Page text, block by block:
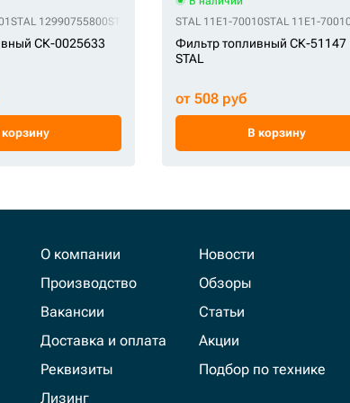
CAT 51914349CAT 6940233 CAT 86528CAT 95528CAT
STAL 12990755800STAL 129907-55800 STAL 12990755801STAL
СК-0025633
корзину
STAL 11E1-70010STAL 11E1-
Фильтр топливный СК-51147
STAL
от 508 руб
В корзину
О компании
Производство
Вакансии
Доставка и оплата
Реквизиты
Лизинг
Новости
Обзоры
Статьи
Акции
Подбор по технике